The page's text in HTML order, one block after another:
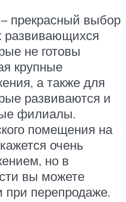
прекрасный выбор
не готовы
крупные
а также для
развиваются и
филиалы.
помещения на
очень
но в
вы можете
при перепродаже.